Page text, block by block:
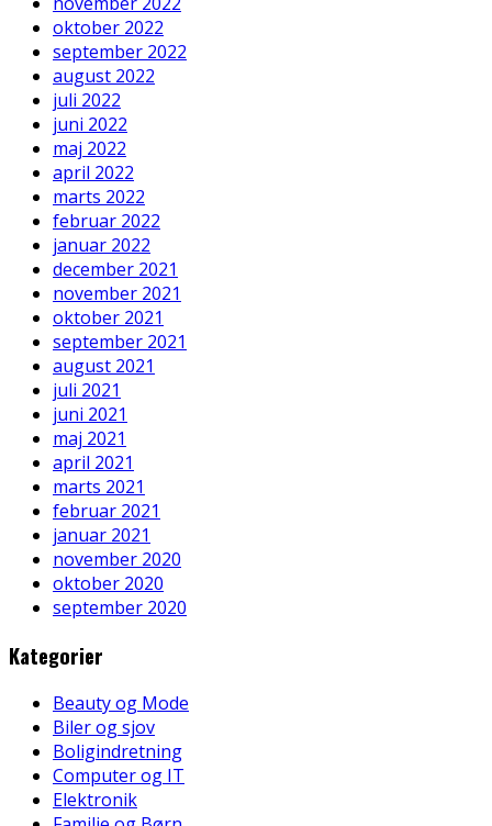
oktober 2022
september 2022
august 2022
juli 2022
juni 2022
maj 2022
april 2022
marts 2022
februar 2022
januar 2022
december 2021
november 2021
oktober 2021
september 2021
august 2021
juli 2021
juni 2021
maj 2021
april 2021
marts 2021
februar 2021
januar 2021
november 2020
oktober 2020
september 2020
Kategorier
Beauty og Mode
Biler og sjov
Boligindretning
Computer og IT
Elektronik